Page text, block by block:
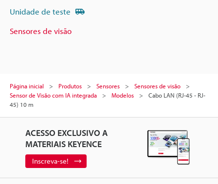
Unidade de teste
Sensores de visão
Página inicial Produtos Sensores
Sensores de visão
Sensor de Visão com IA integrada
Modelos
Cabo LAN (RJ-45 - RJ-
45) 10 m
ACESSO EXCLUSIVO A
MATERIAIS KEYENCE
Inscreva-se!